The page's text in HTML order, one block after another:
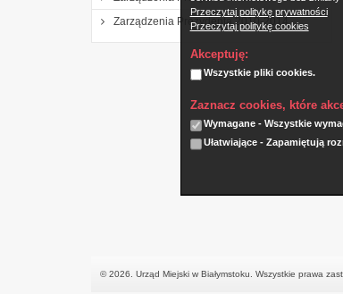
Przeczytaj politykę prywatności
Przeczytaj politykę cookies
Akceptuję:
Wszystkie pliki cookies.
Zaznacz cookies, które
Wymagane - Wszystkie
Ułatwiające - Zapamiętują
Zarządzenia Prezydenta 2010-2014
© 2026. Urząd Miejski w Białymstoku. Wszystkie prawa